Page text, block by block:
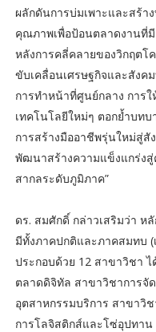
ผลักดันการบ่มเพาะและสร้า
คุณภาพเพื่อป้อนตลาดงานที่
หลังการคลี่คลายของวิกฤตโ
ขับเคลื่อนเศรษฐกิจและสัง
การทำหน้าที่ศูนย์กลาง การ
เทคโนโลยีใหม่ๆ ตอกย้ำบทบ
การสร้างมืออาชีพรุ่นใหม่สู่สั
พัฒนาสร้างความแข็งแกร่ง
สากลระดับภูมิภาค”
ดร. สมศักดิ์ กล่าวเสริมว่า ห
มีทั้งภาคปกติและภาคสมทบ
ประกอบด้วย 12 สาขาวิชา
ตลาดดิจิทัล สาขาวิชาการจั
อุตสาหกรรมบริการ สาขาวิ
การโลจิสติกส์และโซ่อุปทา